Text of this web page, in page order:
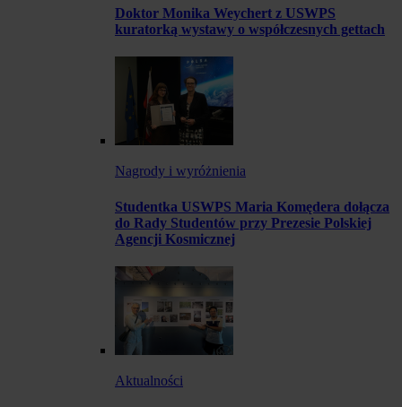
Doktor Monika Weychert z USWPS
kuratorką wystawy o współczesnych gettach
Nagrody i wyróżnienia
Studentka USWPS Maria Komędera dołącza
do Rady Studentów przy Prezesie Polskiej
Agencji Kosmicznej
Aktualności